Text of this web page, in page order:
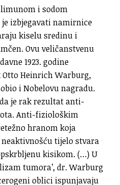
i sodom
izbjegavati namirnice
kiselu sredinu i
Ovu veličanstvenu
1923. godine
Heinrich Warburg,
i Nobelovu nagradu.
je rak rezultat anti-
Anti-fiziološkim
hranom koja
tijelo stvara
kisikom. (…) U
tumora’, dr. Warburg
oblici ispunjavaju